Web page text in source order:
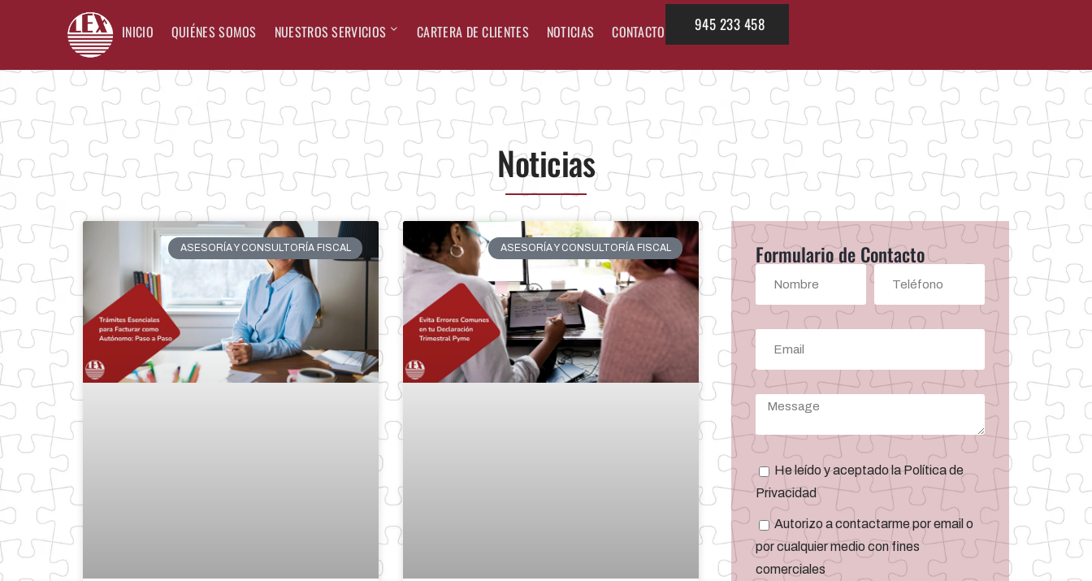
INICIO QUIÉNES SOMOS NUESTROS SERVICIOS CARTERA DE CLIENTES NOTICIAS CONTACTO 945 233 458
Noticias
ASESORÍA Y CONSULTORÍA FISCAL ASESORÍA Y CONSULTORÍA FISCAL Formulario de Contacto
He leído y aceptado la Política de
Privacidad
Autorizo a contactarme por email o
por cualquier medio con fines
comerciales